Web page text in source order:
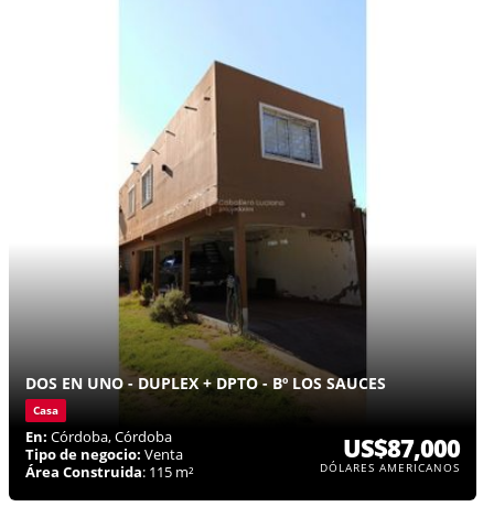
DOS EN UNO - DUPLEX + DPTO - Bº LOS SAUCES
Casa
En: Córdoba, Córdoba
Tipo de negocio: Venta
Área Construida: 115 m²
US$87,000
DÓLARES AMERICANOS